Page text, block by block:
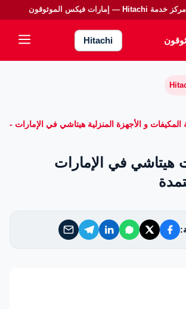
خدمة Hitachi — إمارات فيكس الموثوقون
Hitachi
و الأجهزة المنزلية هيتاشي في الإمارات -
هيتاشي في الإمارات